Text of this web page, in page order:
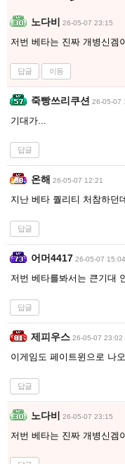
노다비 26-05-07 23:15
저번 베타는 진짜 개병신겜
답글 이동
죽빵쓰리쿠션 26-05-07
기대가...
답글
온해 26-05-07 12:21
지난 베타 퀄리티 처참하던
답글
어머4417 26-05-07 15:04
저번 베타를봐서는 큰기대
답글
제피우스 26-05-07 23:02
이게임도 페이트윈으로 나
답글
노다비 26-05-07 23:15
저번 베타는 진짜 개병신겜